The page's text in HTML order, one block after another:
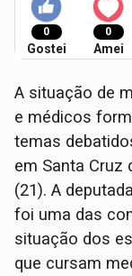
0
Gostei
0
Amei
A situação de
e médicos
temas
em Santa Cruz
(21). A
foi uma das
situação dos
que cursam